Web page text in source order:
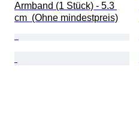
Armband (1 Stück) - 5.3
cm  (Ohne mindestpreis)